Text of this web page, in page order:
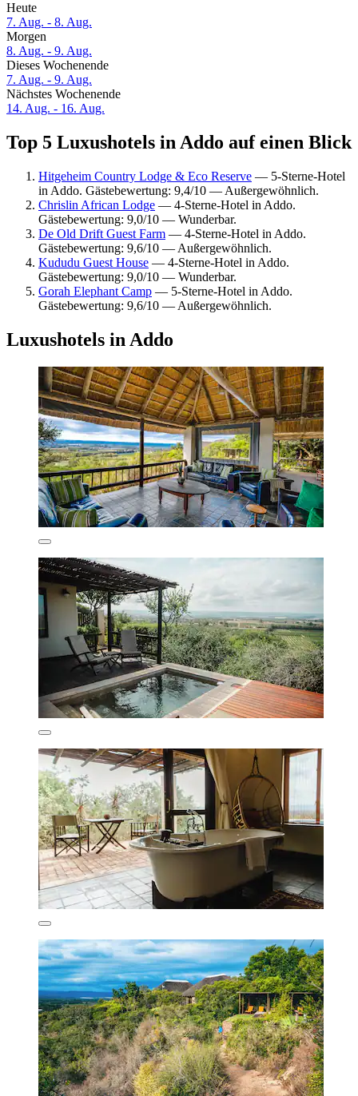
Heute
7. Aug. - 8. Aug.
Morgen
8. Aug. - 9. Aug.
Dieses Wochenende
7. Aug. - 9. Aug.
Nächstes Wochenende
14. Aug. - 16. Aug.
Top 5 Luxushotels in Addo auf einen Blick
Hitgeheim Country Lodge & Eco Reserve — 5-Sterne-Hotel
in Addo. Gästebewertung: 9,4/10 — Außergewöhnlich.
Chrislin African Lodge — 4-Sterne-Hotel in Addo.
Gästebewertung: 9,0/10 — Wunderbar.
De Old Drift Guest Farm — 4-Sterne-Hotel in Addo.
Gästebewertung: 9,6/10 — Außergewöhnlich.
Kududu Guest House — 4-Sterne-Hotel in Addo.
Gästebewertung: 9,0/10 — Wunderbar.
Gorah Elephant Camp — 5-Sterne-Hotel in Addo.
Gästebewertung: 9,6/10 — Außergewöhnlich.
Luxushotels in Addo